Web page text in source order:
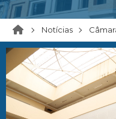
Notícias